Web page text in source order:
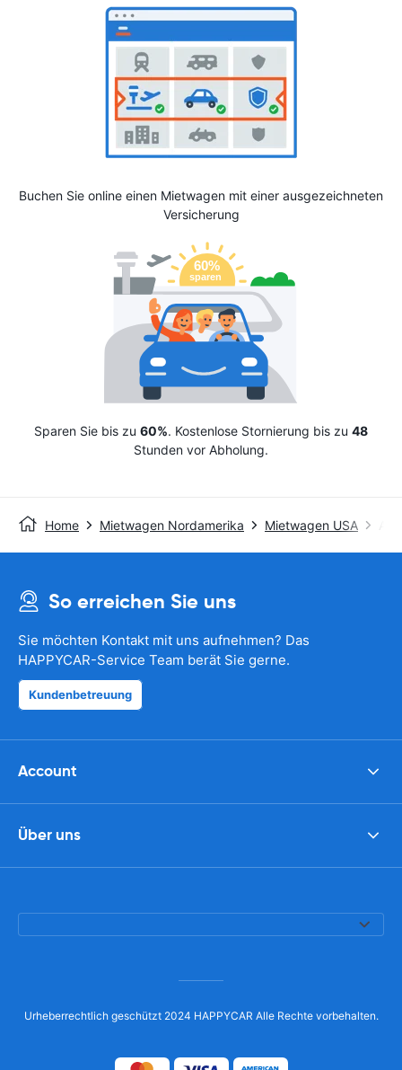
Buchen Sie online einen Mietwagen mit einer ausgezeichneten
Versicherung
Sparen Sie bis zu 60%. Kostenlose Stornierung bis zu 48
Stunden vor Abholung.
Home Mietwagen Nordamerika Mietwagen USA
So erreichen Sie uns
Sie möchten Kontakt mit uns aufnehmen? Das
HAPPYCAR-Service Team berät Sie gerne.
Kundenbetreuung
Account
Über uns
Urheberrechtlich geschützt 2024 HAPPYCAR Alle Rechte vorbehalten.